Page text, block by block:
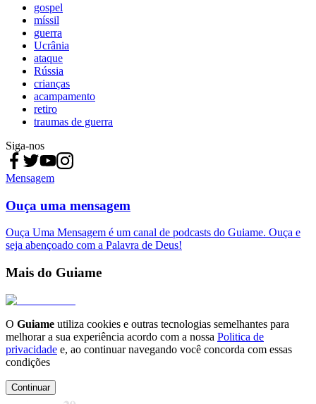
gospel
míssil
guerra
Ucrânia
ataque
Rússia
crianças
acampamento
retiro
traumas de guerra
Siga-nos
Mensagem
Ouça uma mensagem
Ouça Uma Mensagem é um canal de podcasts do Guiame. Ouça e
seja abençoado com a Palavra de Deus!
Mais do Guiame
O Guiame utiliza cookies e outras tecnologias semelhantes para
melhorar a sua experiência acordo com a nossa Politica de
privacidade e, ao continuar navegando você concorda com essas
condições
Continuar